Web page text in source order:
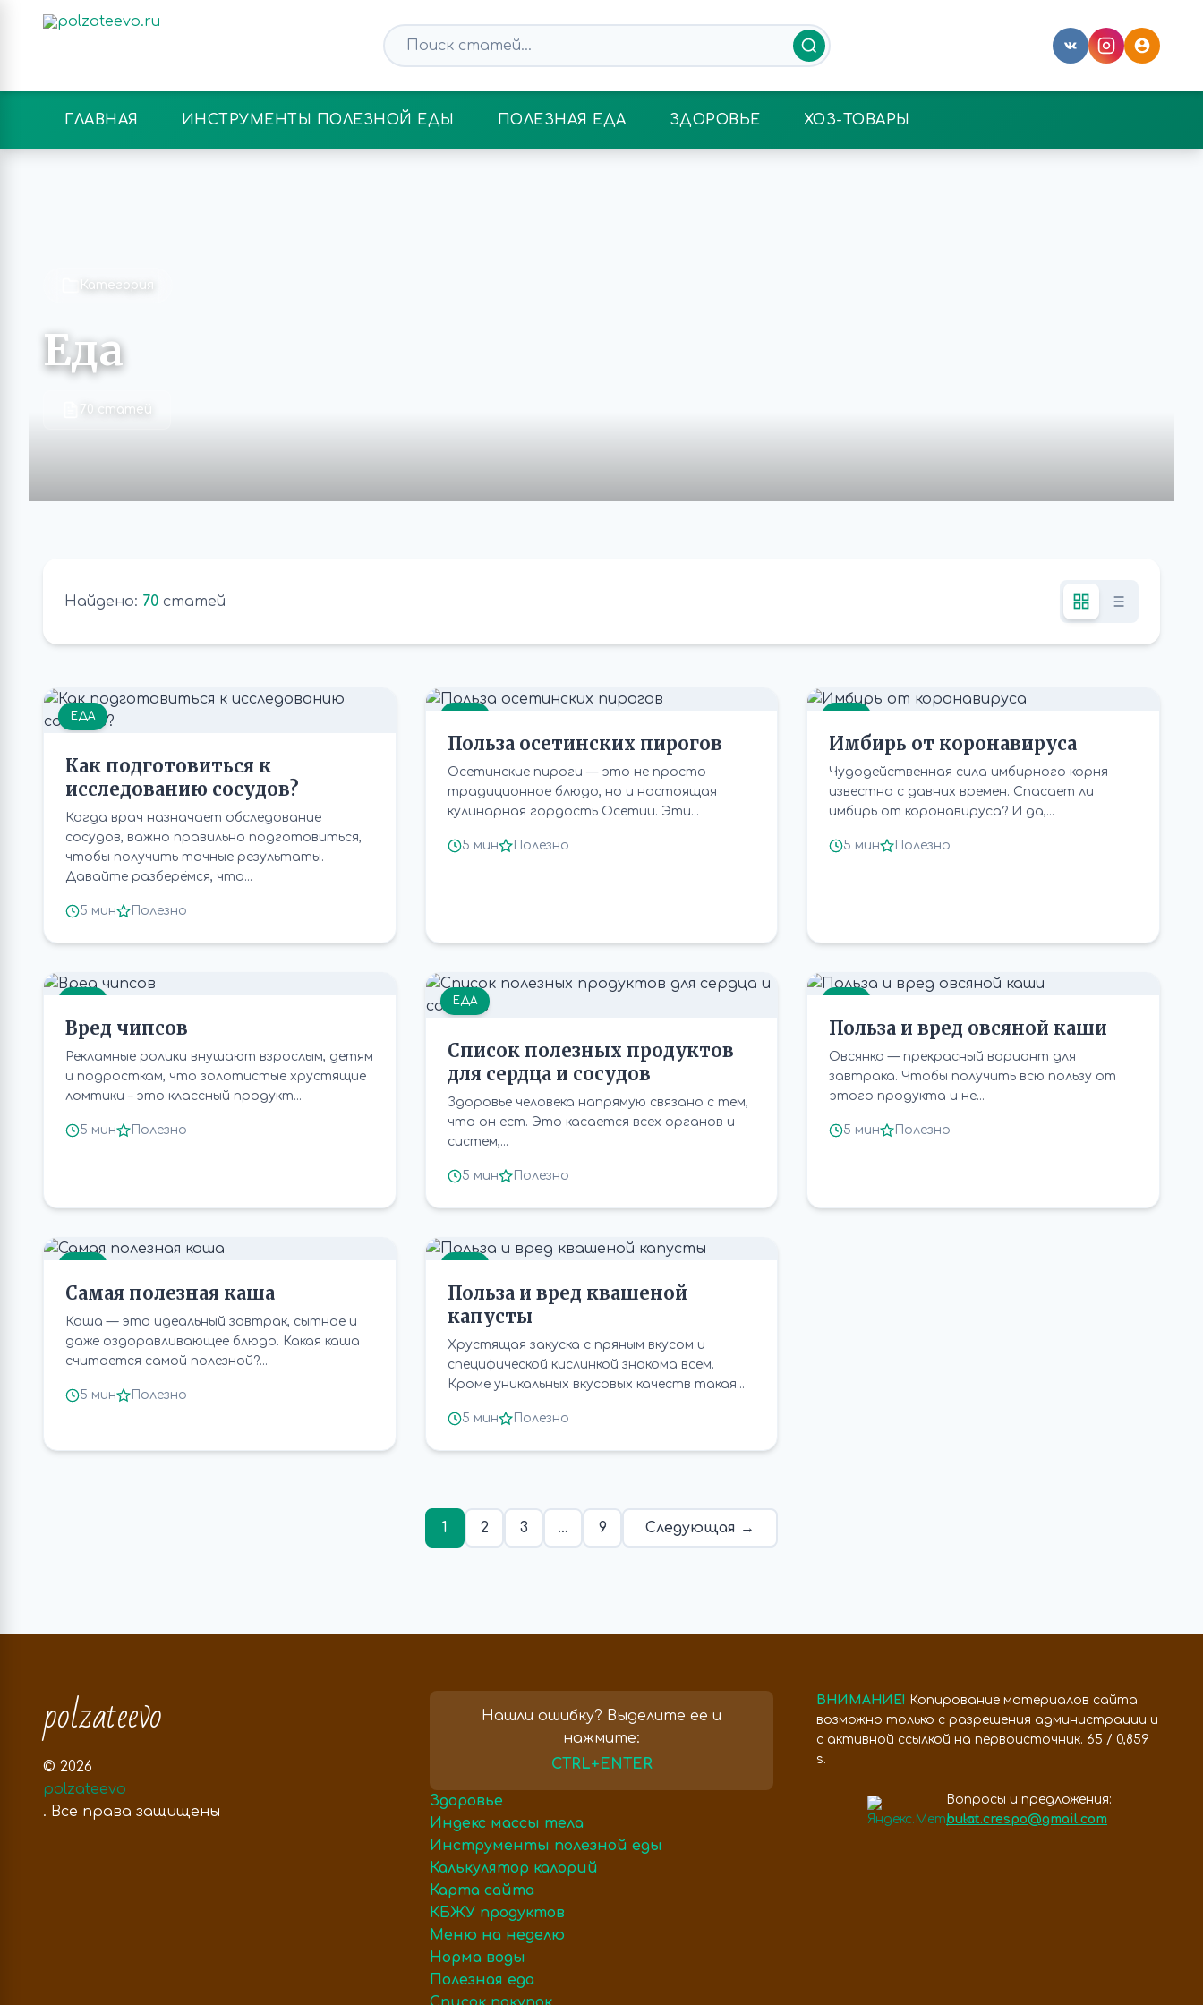
ГЛАВНАЯ ИНСТРУМЕНТЫ ПОЛЕЗНОЙ ЕДЫ ПОЛЕЗНАЯ ЕДА ЗДОРОВЬЕ ХОЗ-ТОВАРЫ
Категория
Еда
70 статей
Найдено: 70 статей
ЕДА
Как подготовиться к
исследованию сосудов?
Когда врач назначает обследование
сосудов, важно правильно подготовиться,
чтобы получить точные результаты.
Давайте разберёмся, что...
5 мин Полезно
Польза осетинских пирогов
Осетинские пироги — это не просто
традиционное блюдо, но и настоящая
кулинарная гордость Осетии. Эти...
5 мин Полезно
Имбирь от коронавируса
Чудодейственная сила имбирного корня
известна с давних времен. Спасает ли
имбирь от коронавируса? И да,...
5 мин Полезно
Вред чипсов
Рекламные ролики внушают взрослым, детям
и подросткам, что золотистые хрустящие
ломтики – это классный продукт...
5 мин Полезно
ЕДА
Список полезных продуктов
для сердца и сосудов
Здоровье человека напрямую связано с тем,
что он ест. Это касается всех органов и
систем,...
5 мин Полезно
Польза и вред овсяной каши
Овсянка — прекрасный вариант для
завтрака. Чтобы получить всю пользу от
этого продукта и не...
5 мин Полезно
Самая полезная каша
Каша — это идеальный завтрак, сытное и
даже оздоравливающее блюдо. Какая каша
считается самой полезной?...
5 мин Полезно
Польза и вред квашеной
капусты
Хрустящая закуска с пряным вкусом и
специфической кислинкой знакома всем.
Кроме уникальных вкусовых качеств такая...
5 мин Полезно
1 2 3 … 9 Следующая →
polzateevo
© 2026
polzateevo
. Все права защищены
Нашли ошибку? Выделите ее и
нажмите:
CTRL+ENTER
Здоровье
Индекс массы тела
Инструменты полезной еды
Калькулятор калорий
Карта сайта
КБЖУ продуктов
Меню на неделю
Норма воды
Полезная еда
ВНИМАНИЕ! Копирование материалов сайта
возможно только с разрешения администрации и
с активной ссылкой на первоисточник. 65 / 0,859
s.
Вопросы и предложения:
bulat.crespo@gmail.com